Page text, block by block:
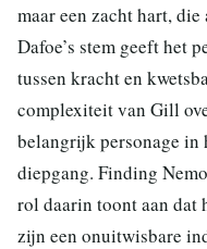
maar een zacht hart,
Dafoe’s stem geeft het
tussen kracht en
complexiteit van Gill
belangrijk personage in
diepgang. Finding
rol daarin toont aan dat
zijn een onuitwisbare